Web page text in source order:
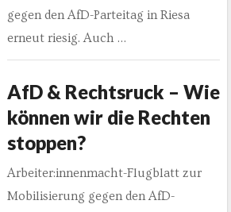
gegen den AfD-Parteitag in Riesa
erneut riesig. Auch …
AfD & Rechtsruck – Wie
können wir die Rechten
stoppen?
Arbeiter:innenmacht-Flugblatt zur
Mobilisierung gegen den AfD-